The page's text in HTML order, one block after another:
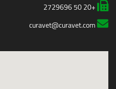
+20 50 2729696
curavet@curavet.com